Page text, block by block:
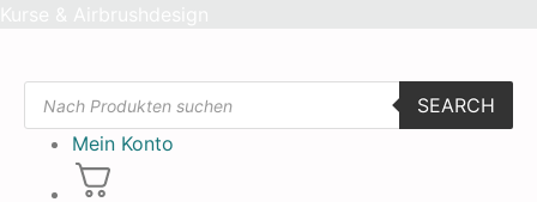
Products
search
SEARCH
Mein Konto